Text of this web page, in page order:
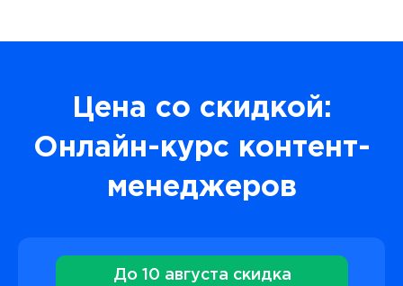
Цена со скидкой:
Онлайн-курс контент-
менеджеров
До 10 августа скидка